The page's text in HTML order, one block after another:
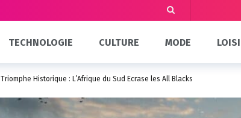
TECHNOLOGIE CULTURE MODE
Triomphe Historique : L’Afrique du Sud Écrase les All Blacks